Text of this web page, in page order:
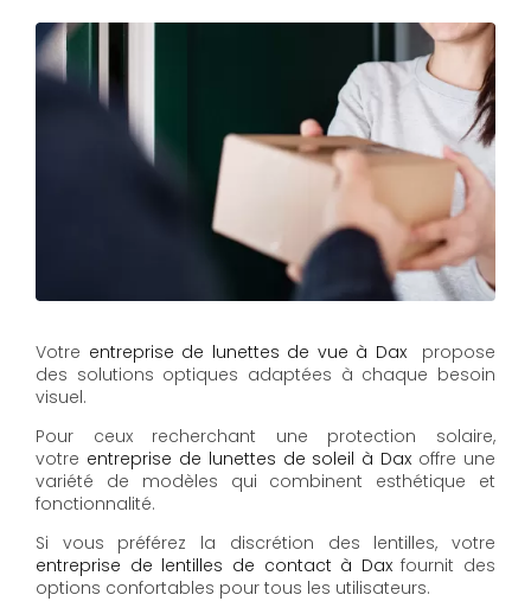
Votre entreprise de lunettes de vue à Daxpropose
des solutions optiques adaptées à chaque besoin
visuel.
Pour ceux recherchant une protection solaire,
votre entreprise de lunettes de soleil à Dax offre une
variété de modèles qui combinent esthétique et
fonctionnalité.
Si vous préférez la discrétion des lentilles, votre
entreprise de lentilles de contact à Daxfournit des
options confortables pour tous les utilisateurs.